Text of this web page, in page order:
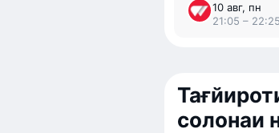
10 авг, пн
21:05 – 22:25
солонаи